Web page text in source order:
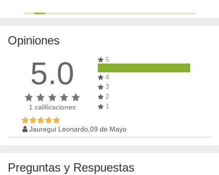
Opiniones
5.0
1 calificaciones
5
4
3
2
1
Jauregui Leonardo,09 de Mayo
Preguntas y Respuestas